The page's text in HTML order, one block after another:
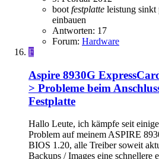
boot festplatte leistung sinkt
einbauen
Antworten: 17
Forum: Hardware
F
Aspire 8930G
> Probleme beim
Festplatte
Hallo Leute, ich kämpfe seit
Problem auf meinem ASPIRE
BIOS 1.20, alle Treiber soweit
Backups / Images eine schnellere